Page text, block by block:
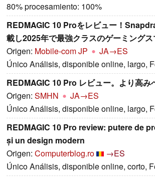
80% procesamiento: 100%
REDMAGIC 10 Proをレビュー！
載し2025年で最強クラスのゲーミング
Origen: Mobile-com JP
JA→ES
Único Análisis, disponible online, largo,
REDMAGIC 10 Pro レビュー。より高み
Origen: SMHN
JA→ES
Único Análisis, disponible online, largo,
REDMAGIC 10 Pro review: putere de
și un design modern
Origen: Computerblog.ro
→ES
Único Análisis, disponible online, corto,